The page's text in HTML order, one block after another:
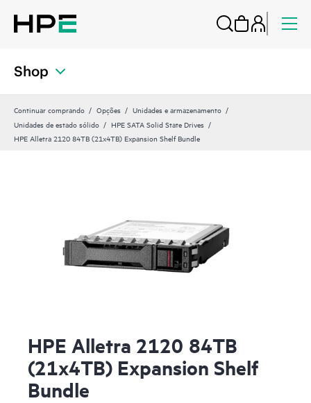
Shop
Continuar comprando Opções
Unidades e armazenamento
Unidades de estado sólido
HPE SATA Solid State Drives
HPE Alletra 2120 84TB (21x4TB) Expansion Shelf Bundle
HPE Alletra 2120 84TB
(21x4TB) Expansion Shelf
Bundle